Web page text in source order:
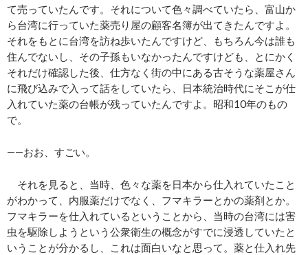
て売っていたんです。それについて色々調べていたら、富山か
ら台湾に行っていた薬売り屋の顧客名簿が出てきたんですよ。
それをもとに台湾を訪ね歩いたんですけど、もちろん今は誰も
住んでないし、その子孫もいなかったんですけども、とにかく
それだけ確認した後、仕方なく街の中にある古そうな薬屋さん
に飛び込みで入って話をしていたら、日本統治時代にそこが仕
入れていた薬の台帳が残っていたんですよ。昭和10年のもの
で。
――おお、すごい。
それを見ると、当時、色々な薬を日本から仕入れていたこと
がわかって、内服薬だけでなく、フマキラーとかの薬剤とか。
フマキラーを仕入れているということから、当時の台湾には害
虫を駆除しようという公衆衛生の概念がすでに浸透していたと
いうことが分かるし、これは面白いなと思って。薬と仕入れ先